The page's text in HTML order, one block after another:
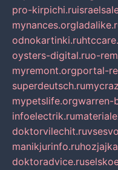
pro-kirpichi.ru
mynances.org
odnokartinki.ru
oysters-digital.ruo-
myremont.orgportal-
superdeutsch.ru
mypetslife.orgwarren-
infoelectrik.ru
doktorvilechit.ru
manikjurinfo.ru
doktoradvice.ru